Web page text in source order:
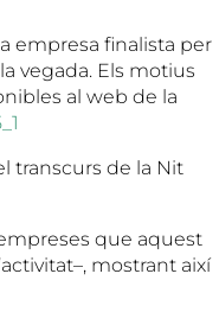
empresa finalista per
vegada. Els motius
al web de la
transcurs de la Nit
que aquest
mostrant així